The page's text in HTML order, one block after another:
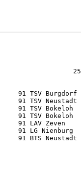
91 TSV Burgdorf
91 TSV Neustadt
91 TSV Bokeloh
91 TSV Bokeloh
91 LAV Zeven
91 LG Nienburg
91 BTS Neustadt